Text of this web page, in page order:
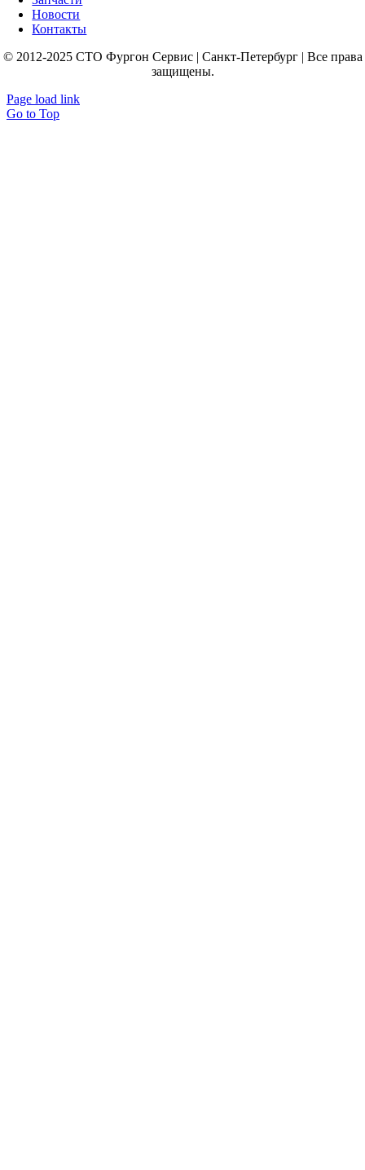
Новости
Контакты
© 2012-2025 СТО Фургон Сервис | Санкт-Петербург | Все права
защищены.
Page load link
Go to Top